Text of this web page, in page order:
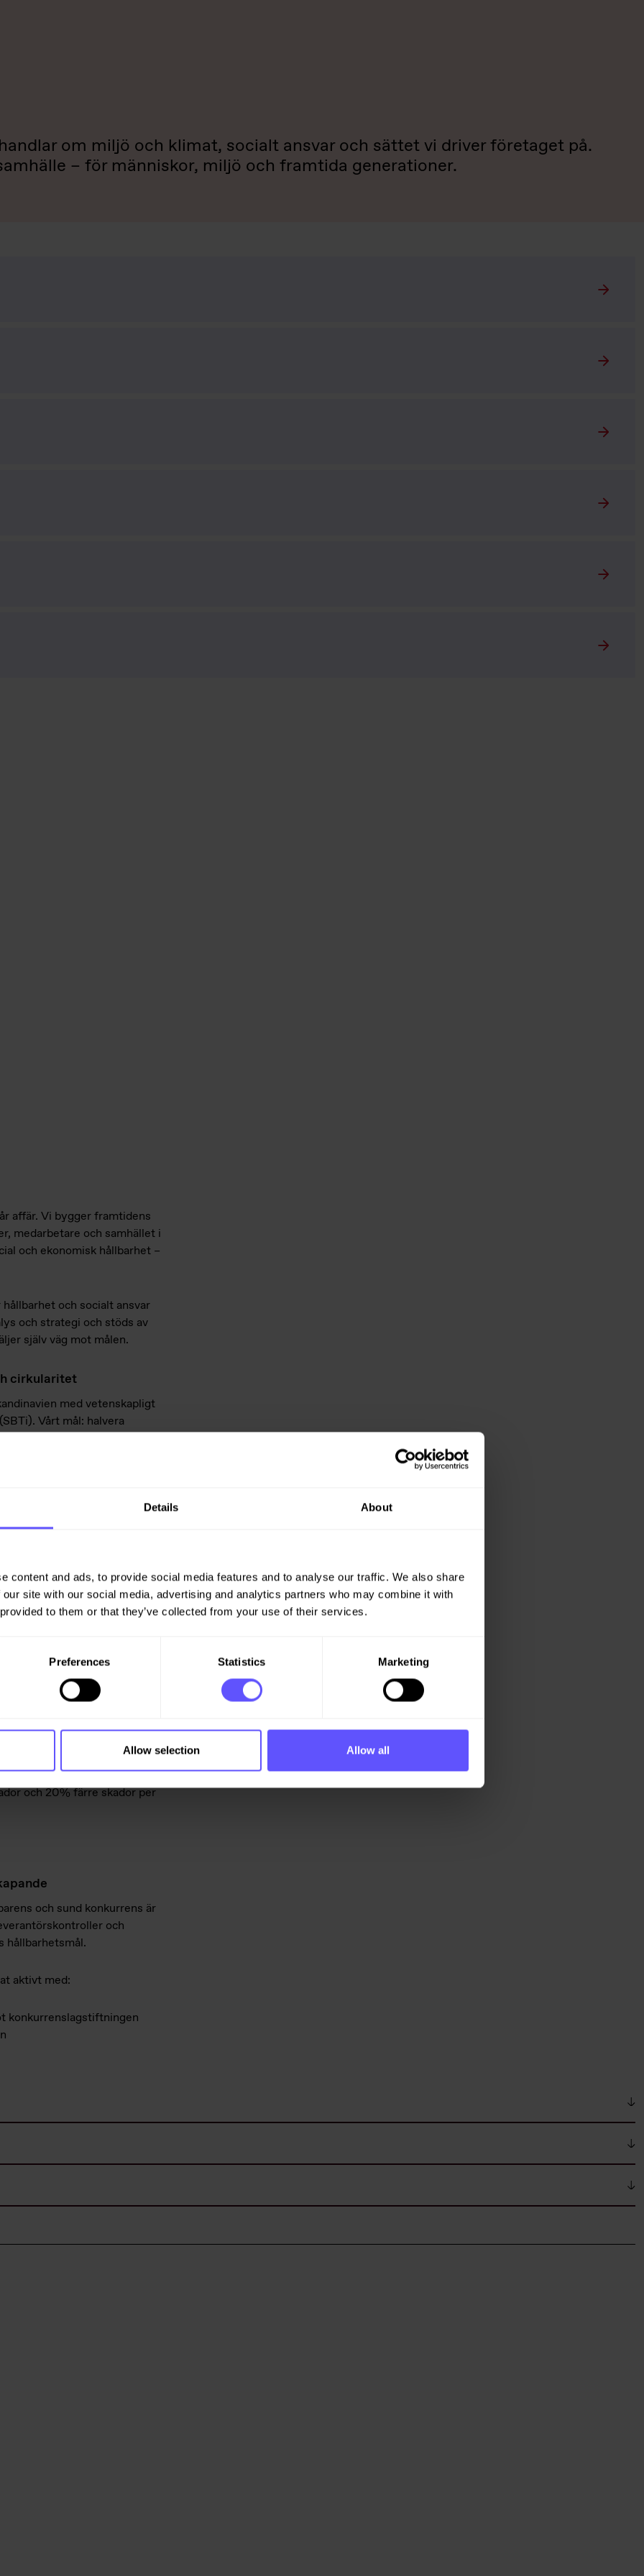
Details About
content and ads, to provide social media features and to analyse our traffic. We also share
site with our social media, advertising and analytics partners who may combine it with
to them or that they’ve collected from your use of their services.
Preferences Statistics Marketing
Allow selection Allow all
om miljö och klimat, socialt ansvar och sättet vi driver företaget på.
– för människor, miljö och framtida generationer.
affär. Vi bygger framtidens
medarbetare och samhället i
och ekonomisk hållbarhet –
och socialt ansvar
och strategi och stöds av
själv väg mot målen.
cirkularitet
med vetenskapligt
Vårt mål: halvera
nätverk och
– och arbetar nära
i hela leverantörskedjan.
annat aktivt med:
och 20% färre skador per
och sund konkurrens är
och
hållbarhetsmål.
aktivt med:
konkurrenslagstiftningen